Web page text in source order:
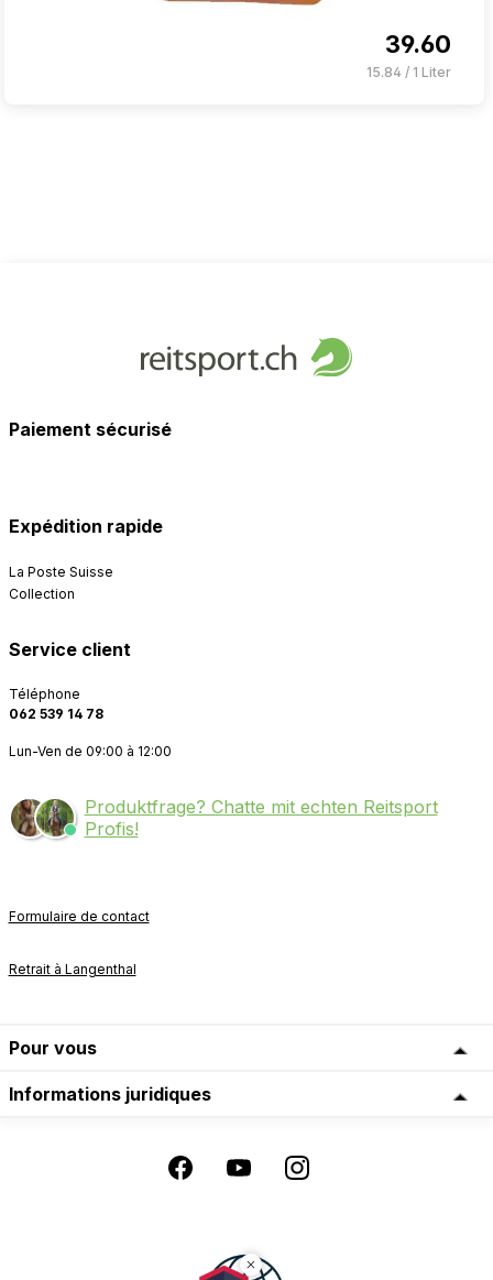
39.60
15.84 / 1 Liter
Paiement sécurisé
Expédition rapide
La Poste Suisse
Collection
Service client
Téléphone
062 539 14 78
Lun-Ven de 09:00 à 12:00
Produktfrage? Chatte mit echten Reitsport
Profis!
Formulaire de contact
Retrait à Langenthal
Pour vous
Informations juridiques